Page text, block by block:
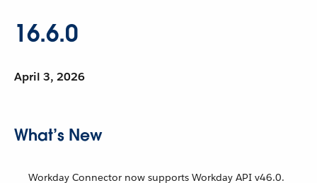
16.6.0
April 3, 2026
What’s New
Workday Connector now supports Workday API v46.0.